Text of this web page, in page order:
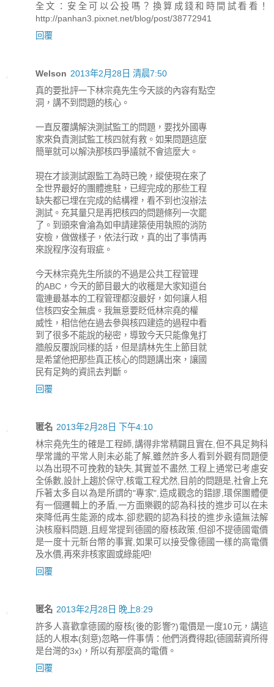
全文：安全可以公投嗎？換算成錢和時間試看看！
http://panhan3.pixnet.net/blog/post/38772941
回覆
Welson 2013年2月28日 清晨7:50
真的要批評一下林宗堯先生今天談的內容有點空
洞，講不到問題的核心。
一直反覆講解決測試監工的問題，要找外國專
家來負責測試監工核四就有救。如果問題這麼
簡單就可以解決那核四爭議就不會這麼大。
現在才談測試跟監工為時已晚，縱使現在來了
全世界最好的團體進駐，已經完成的那些工程
缺失都已埋在完成的結構裡，看不到也沒辦法
測試。充其量只是再把核四的問題條列一次罷
了。到頭來會淪為如申請建築使用執照的消防
安檢，做做樣子，依法行政，真的出了事情再
來說程序沒有瑕疵。
今天林宗堯先生所談的不過是公共工程管理
的ABC，今天的節目最大的收穫是大家知道台
電連最基本的工程管理都沒最好，如何讓人相
信核四安全無虞。我無意要貶低林宗堯的權
威性，相信他在過去參與核四建造的過程中看
到了很多不能說的秘密，導致今天只能像鬼打
牆般反覆說同樣的話，但是請林先生上節目就
是希望他把那些真正核心的問題講出來，讓國
民有足夠的資訊去判斷。
回覆
匿名 2013年2月28日 下午4:10
林宗堯先生的確是工程師,講得非常精闢且實在,但不具足夠科
學常識的平常人則未必能了解,雖然許多人看到外觀有問題便
以為出現不可挽救的缺失,其實並不盡然,工程上通常已考慮安
全係數,設計上趨於保守,核電工程尤然,目前的問題是,社會上充
斥著太多自以為是所謂的"專家",造成觀念的錯謬,環保團體便
有一個邏輯上的矛盾,一方面樂觀的認為科技的進步可以在未
來降低再生能源的成本,卻悲觀的認為科技的進步永遠無法解
決核廢料問題,且經常提到德國的廢核政策,但卻不提德國電價
是一度十元新台幣的事實,如果可以接受像德國一樣的高電價
及水價,再來非核家園或綠能吧!
回覆
匿名 2013年2月28日 晚上8:29
許多人喜歡拿德國的廢核(後的影響?)電價是一度10元，講這
話的人根本(刻意)忽略一件事情：他們消費得起(德國薪資所得
是台灣的3x)，所以有那麼高的電價。
回覆